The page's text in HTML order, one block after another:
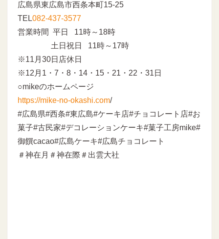
広島県東広島市西条本町15-25
TEL082-437-3577
営業時間 平日 11時～18時
土日祝日 11時～17時
※11月30日店休日
※12月1・7・8・14・15・21・22・31日
○mikeのホームページ
https://mike-no-okashi.com/
#広島県#西条#東広島#ケーキ店#チョコレート店#お
菓子#古民家#デコレーションケーキ#菓子工房mike#
御饌cacao#広島ケーキ#広島チョコレート
＃神在月＃神在際＃出雲大社